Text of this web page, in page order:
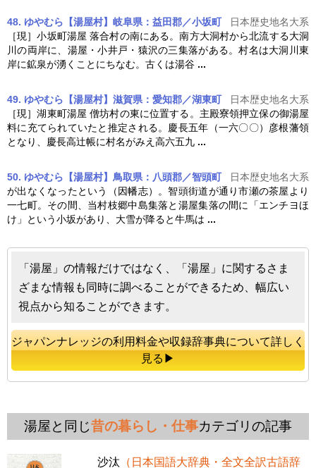
48. ゆやむら【湯屋村】岐阜県：益田郡／小坂町
日本歴史地名大系
［現］小坂町湯屋 落合村の南にある。南方大洞村から北流する大洞
川の両岸に、 湯屋 ・小井戸・猿沢の三集落がある。村名は大洞川東
岸に鉱泉が湧くことにちなむ。古くは湯谷 ...
49. ゆやむら【湯屋村】滋賀県：愛知郡／湖東町
日本歴史地名大系
［現］湖東町湯屋 僧坊村の東に位置する。主殿寮領押立保の御湯屋
料に充てられていたと推定される。慶長五年（一六〇〇）彦根藩領
となり、慶長高辻帳に村名がみえ高六五九 ...
50. ゆやむら【湯屋村】鳥取県：八頭郡／智頭町
日本歴史地名大系
が出なくなったという（因幡志）。智頭街道が通り市瀬の茶屋より
一七町。その間、当村枝郷中島集落と 湯屋集落の間に「エンチヨほ
け」という小坂があり、大雪が降ると牛馬は ...
「湯屋」の情報だけではなく、「湯屋」に関するさま
ざまな情報も同時に調べることができるため、幅広い
視点から知ることができます。
ジャパンナレッジの利用料金や収録辞事典について詳しく
見る▶
湯屋と同じ昔の暮らし・仕事カテゴリの記事
沙汰 （日本国語大辞典・全文全訳古語辞